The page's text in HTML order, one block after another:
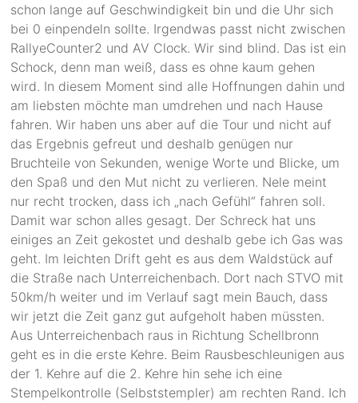
schon lange auf Geschwindigkeit bin und die Uhr sich
bei 0 einpendeln sollte. Irgendwas passt nicht zwischen
RallyeCounter2 und AV Clock. Wir sind blind. Das ist ein
Schock, denn man weiß, dass es ohne kaum gehen
wird. In diesem Moment sind alle Hoffnungen dahin und
am liebsten möchte man umdrehen und nach Hause
fahren. Wir haben uns aber auf die Tour und nicht auf
das Ergebnis gefreut und deshalb genügen nur
Bruchteile von Sekunden, wenige Worte und Blicke, um
den Spaß und den Mut nicht zu verlieren. Nele meint
nur recht trocken, dass ich „nach Gefühl“ fahren soll.
Damit war schon alles gesagt. Der Schreck hat uns
einiges an Zeit gekostet und deshalb gebe ich Gas was
geht. Im leichten Drift geht es aus dem Waldstück auf
die Straße nach Unterreichenbach. Dort nach STVO mit
50km/h weiter und im Verlauf sagt mein Bauch, dass
wir jetzt die Zeit ganz gut aufgeholt haben müssten.
Aus Unterreichenbach raus in Richtung Schellbronn
geht es in die erste Kehre. Beim Rausbeschleunigen aus
der 1. Kehre auf die 2. Kehre hin sehe ich eine
Stempelkontrolle (Selbststempler) am rechten Rand. Ich